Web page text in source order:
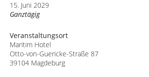
15. Juni 2029
Ganztägig
Veranstaltungsort
Maritim Hotel
Otto-von-Guericke-Straße 87
39104 Magdeburg